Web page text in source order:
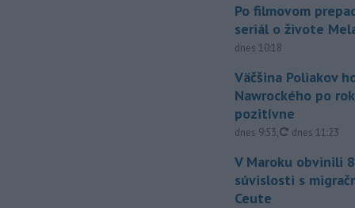
Po filmovom
seriál o živote
dnes 10:18
Väčšina Poliakov
Nawrockého po
pozitívne
dnes 9:53, aktualizované
dnes 11:23
V Maroku obvinili
súvislosti s
Ceute